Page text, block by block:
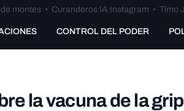
montes• Curanderos IA Instagram • Timo
CONTROL DEL PODER
la vacuna de la